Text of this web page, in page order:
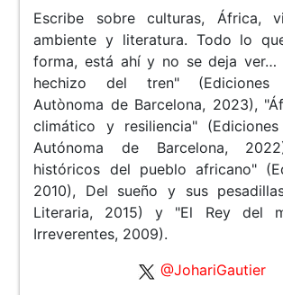
Escribe sobre culturas, África,
ambiente y literatura. Todo lo
forma, está ahí y no se deja ver…
hechizo del tren" (Ediciones
Autònoma de Barcelona, 2023),
climático y resiliencia" (Ediciones
Autónoma de Barcelona,
históricos del pueblo africano"
2010), Del sueño y sus
Literaria, 2015) y "El Rey del
Irreverentes, 2009).
@JohariGautier